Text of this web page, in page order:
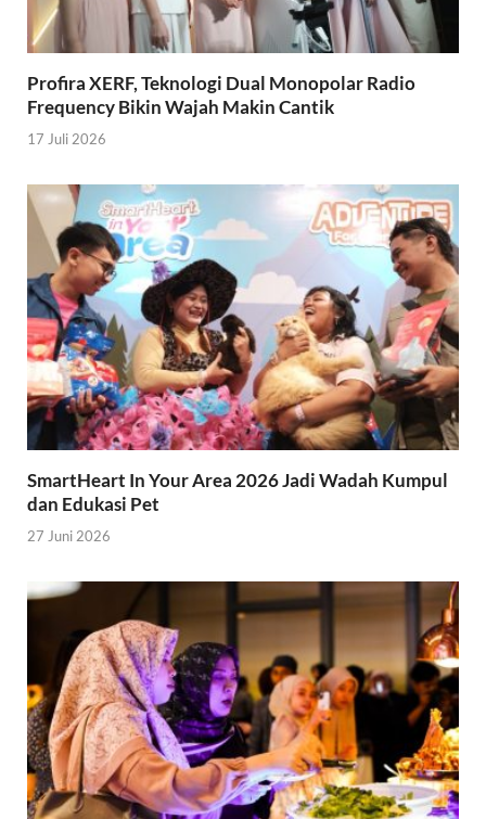
Profira XERF, Teknologi Dual Monopolar Radio
Frequency Bikin Wajah Makin Cantik
17 Juli 2026
SmartHeart In Your Area 2026 Jadi Wadah Kumpul
dan Edukasi Pet
27 Juni 2026